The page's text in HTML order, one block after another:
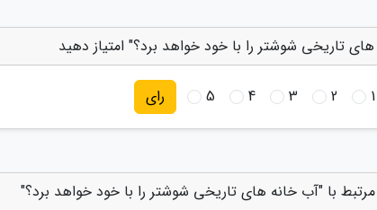
تاریخی شوشتر را با خود خواهد برد؟" امتیاز دهید
1
2
3
4
5 رای
با "آب خانه های تاریخی شوشتر را با خود خواهد برد؟"